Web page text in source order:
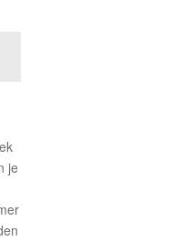
je